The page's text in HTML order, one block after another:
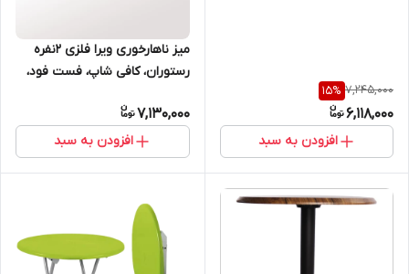
7,245,000
15%
6,118,000
افزودن به سبد
میز ناهارخوری ویرا فلزی ۲نفره
رستوران، کافی شاپ، فست فود،
7,130,000
افزودن به سبد